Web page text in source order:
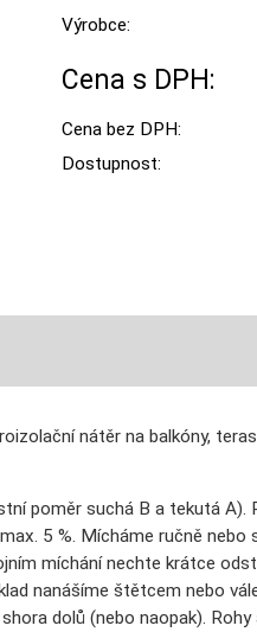
Výrobce:
Cena s DPH:
Cena bez DPH:
Dostupnost:
nátěr na balkóny,
poměr suchá B a tekutá A).
5 %. Mícháme ručně
míchání nechte krátce
nanášíme štětcem nebo
dolů (nebo naopak).